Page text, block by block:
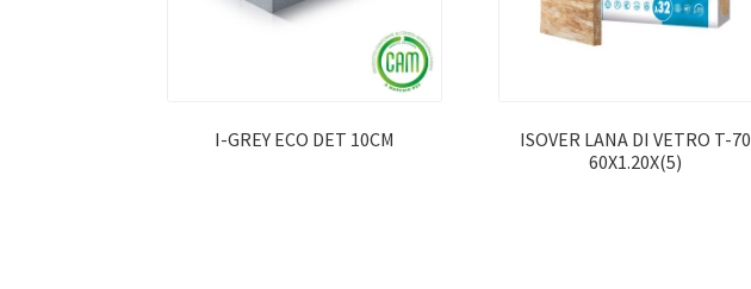
I-GREY ECO DET 10CM
ISOVER LANA DI VETRO T-70
60X1.20X(5)